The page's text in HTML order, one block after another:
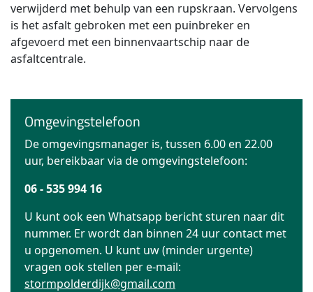
verwijderd met behulp van een rupskraan. Vervolgens
is het asfalt gebroken met een puinbreker en
afgevoerd met een binnenvaartschip naar de
asfaltcentrale.
Omgevingstelefoon
De omgevingsmanager is, tussen 6.00 en 22.00
uur, bereikbaar via de omgevingstelefoon:
06 - 535 994 16
U kunt ook een Whatsapp bericht sturen naar dit
nummer. Er wordt dan binnen 24 uur contact met
u opgenomen. U kunt uw (minder urgente)
vragen ook stellen per e-mail:
stormpolderdijk@gmail.com